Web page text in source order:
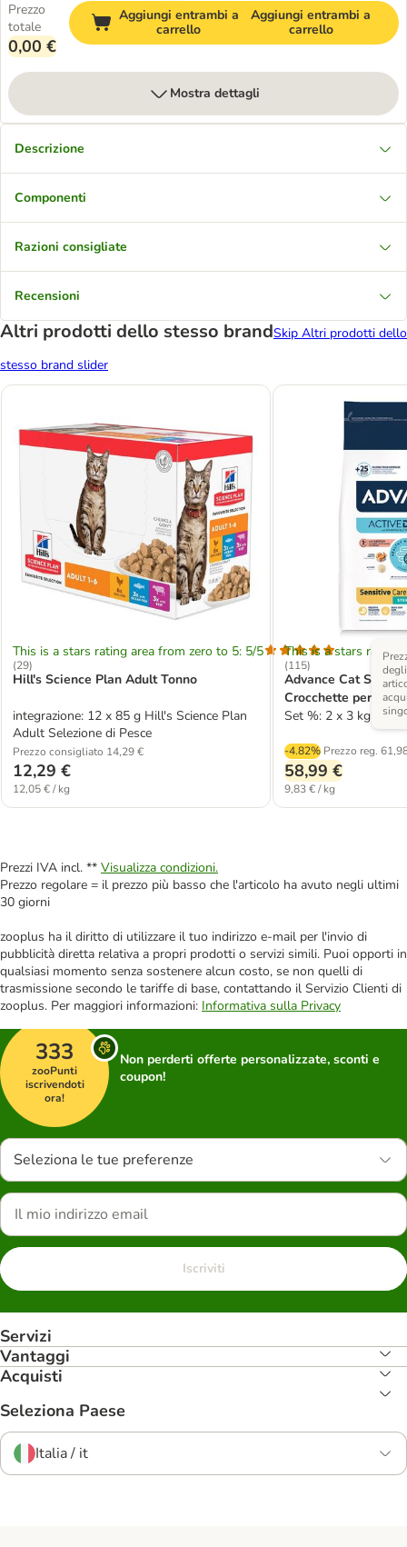
Prezzo
totale
0,00 €
Aggiungi entrambi a
carrello
Aggiungi entrambi a
carrello
Mostra dettagli
Descrizione
Componenti
Razioni consigliate
Recensioni
Altri prodotti dello stesso brandSkip Altri prodotti dello
stesso brand slider
This is a stars rating area from zero to 5: 5/5
(29)
Hill's Science Plan Adult Tonno
integrazione: 12 x 85 g Hill's Science Plan
Adult Selezione di Pesce
Prezzo consigliato 14,29 €
12,29 €
12,05 € / kg
This is a stars rating
(115)
Advance Cat
Crocchette per gatto
Set %: 2 x 3 kg
-4.82% Prezzo reg.
58,99 €
9,83 € / kg
Prezzi IVA incl. ** Visualizza condizioni.
Prezzo regolare = il prezzo più basso che l'articolo ha avuto negli ultimi
30 giorni
zooplus ha il diritto di utilizzare il tuo indirizzo e-mail per l'invio di
pubblicità diretta relativa a propri prodotti o servizi simili. Puoi opporti in
qualsiasi momento senza sostenere alcun costo, se non quelli di
trasmissione secondo le tariffe di base, contattando il Servizio Clienti di
zooplus. Per maggiori informazioni: Informativa sulla Privacy
333
zooPunti
iscrivendoti
ora!
Non perderti offerte personalizzate, sconti e
coupon!
Seleziona le tue preferenze
Iscriviti
Servizi
Vantaggi
Acquisti
Seleziona Paese
Italia / it